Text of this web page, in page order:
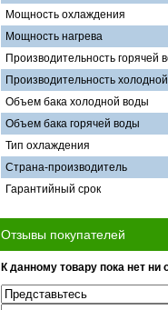
Мощность охлаждения
Мощность нагрева
Производительность горячей
Производительность
Объем бака холодной воды
Объем бака горячей воды
Тип охлаждения
Страна-производитель
Гарантийный срок
Отзывы покупателей
К данному товару пока нет